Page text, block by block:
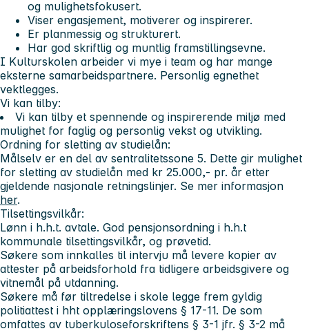
og mulighetsfokusert.
Viser engasjement, motiverer og inspirerer.
Er planmessig og strukturert.
Har god skriftlig og muntlig framstillingsevne.
I Kulturskolen arbeider vi mye i team og har mange
eksterne samarbeidspartnere. Personlig egnethet
vektlegges.
Vi kan tilby:
Vi kan tilby et spennende og inspirerende miljø med
mulighet for faglig og personlig vekst og utvikling.
Ordning for sletting av studielån:
Målselv er en del av sentralitetssone 5. Dette gir mulighet
for sletting av studielån med kr 25.000,- pr. år etter
gjeldende nasjonale retningslinjer. Se mer informasjon
her.
Tilsettingsvilkår:
Lønn i h.h.t. avtale. God pensjonsordning i h.h.t
kommunale tilsettingsvilkår, og prøvetid.
Søkere som innkalles til intervju må levere kopier av
attester på arbeidsforhold fra tidligere arbeidsgivere og
vitnemål på utdanning.
Søkere må før tiltredelse i skole legge frem gyldig
politiattest i hht opplæringslovens § 17-11. De som
omfattes av tuberkuloseforskriftens § 3-1 jfr. § 3-2 må